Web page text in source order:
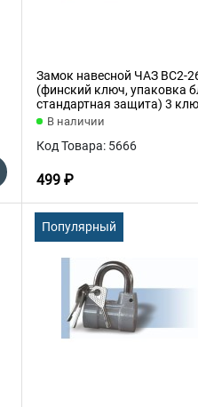
Замок навесной ЧАЗ ВС2-
(финский ключ, упаковка
стандартная защита) 3
В наличии
Код Товара: 5666
499 ₽
Популярный